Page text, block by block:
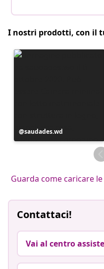
I nostri prodotti, con il
Post
pubblicato
saudades.wd
Guarda come caricare
Contattaci!
Vai al centro